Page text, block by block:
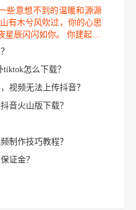
些意想不到的温暖和源源
有木兮风吹过，你的心思
星辰闪闪如你。 你建起…
怎么下载？
视频无法上传抖音？
音火山版下载？
制作技巧教程？
证金？